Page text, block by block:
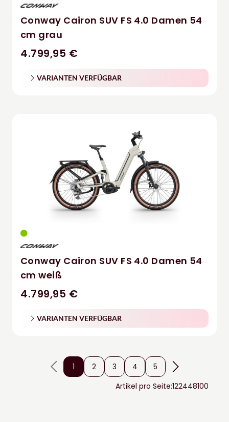
Conway Cairon SUV FS 4.0 Damen 54
cm grau
4.799,95 €
VARIANTEN VERFÜGBAR
Conway Cairon SUV FS 4.0 Damen 54
cm weiß
4.799,95 €
VARIANTEN VERFÜGBAR
1 2 3 4
5
Artikel pro Seite:122448100